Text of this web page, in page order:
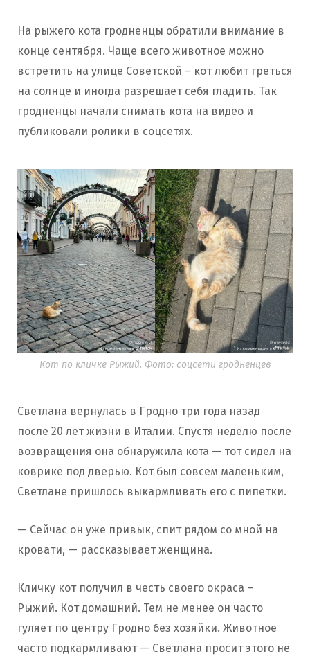
На рыжего кота гродненцы обратили внимание в
конце сентября. Чаще всего животное можно
встретить на улице Советской – кот любит греться
на солнце и иногда разрешает себя гладить. Так
гродненцы начали снимать кота на видео и
публиковали ролики в соцсетях.
Кот по кличке Рыжий. Фото: соцсети гродненцев
Светлана вернулась в Гродно три года назад
после 20 лет жизни в Италии. Спустя неделю после
возвращения она обнаружила кота — тот сидел на
коврике под дверью. Кот был совсем маленьким,
Светлане пришлось выкармливать его с пипетки.
— Сейчас он уже привык, спит рядом со мной на
кровати, — рассказывает женщина.
Кличку кот получил в честь своего окраса –
Рыжий. Кот домашний. Тем не менее он часто
гуляет по центру Гродно без хозяйки. Животное
часто подкармливают — Светлана просит этого не